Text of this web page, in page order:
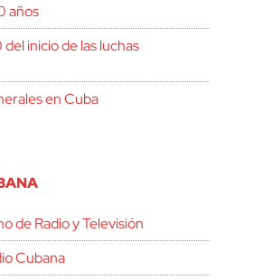
años
inicio de las luchas
en Cuba
de Radio y Televisión
Cubana